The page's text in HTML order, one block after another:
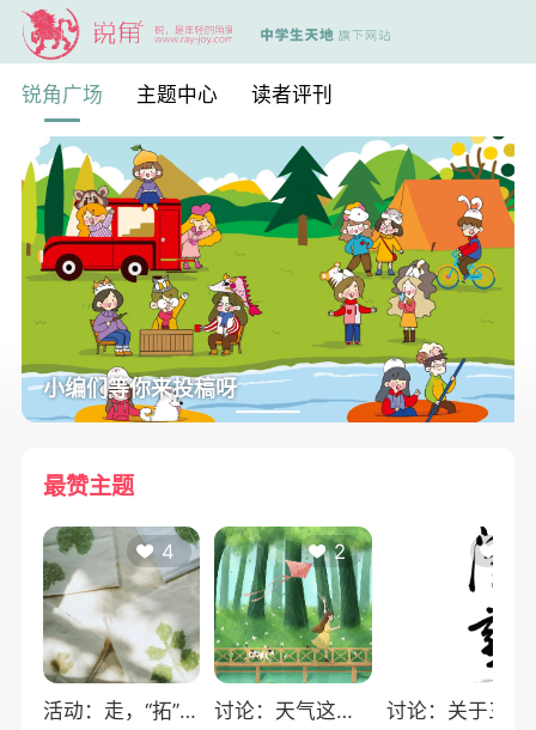
锐角广场 主题中心 读者评刊
小编们等你来投稿呀
最赞主题
活动：走，“拓”春去
4
讨论：天气这么好，走！踏青去
2